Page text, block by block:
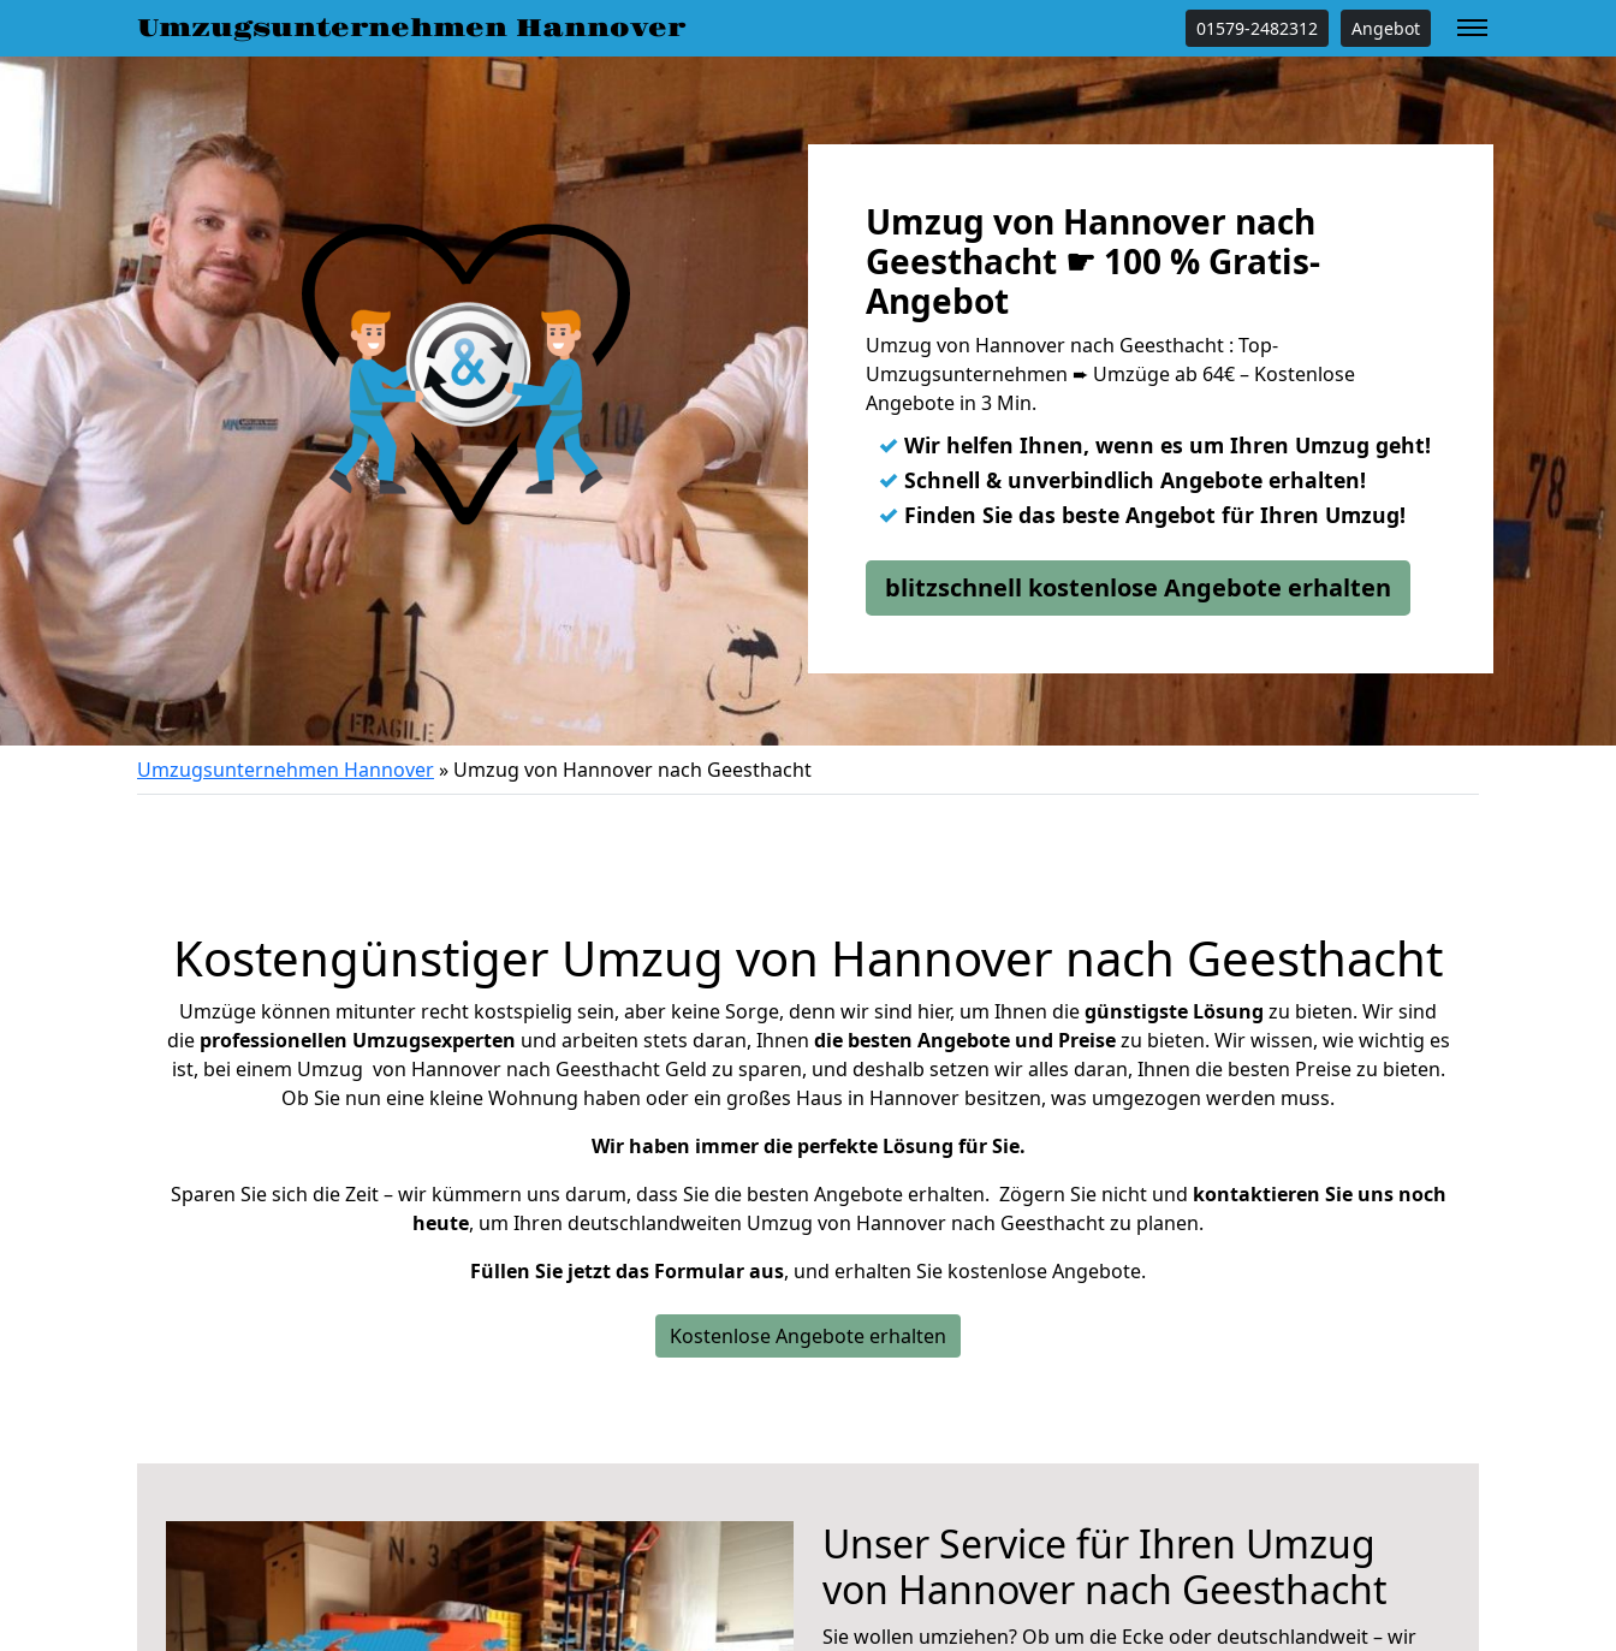
Umzugsunternehmen Hannover 01579-2482312 Angebot
Umzug von Hannover nach
Geesthacht ☛ 100 % Gratis-
Angebot
Umzug von Hannover nach Geesthacht : Top-
Umzugsunternehmen ➨ Umzüge ab 64€ – Kostenlose
Angebote in 3 Min.
✓ Wir helfen Ihnen, wenn es um Ihren Umzug geht!
✓ Schnell & unverbindlich Angebote erhalten!
✓ Finden Sie das beste Angebot für Ihren Umzug!
blitzschnell kostenlose Angebote erhalten
Umzugsunternehmen Hannover» Umzug von Hannover nach Geesthacht
Kostengünstiger Umzug von Hannover nach Geesthacht
Umzüge können mitunter recht kostspielig sein, aber keine Sorge, denn wir sind hier, um Ihnen diegünstigste Lösung zu bieten. Wir sind
die professionellen Umzugsexperten und arbeiten stets daran, Ihnen die besten Angebote und Preisezu bieten. Wir wissen, wie wichtig es
ist, bei einem Umzug von Hannover nach Geesthacht Geld zu sparen, und deshalb setzen wir alles daran, Ihnen die besten Preise zu bieten.
Ob Sie nun eine kleine Wohnung haben oder ein großes Haus in Hannover besitzen, was umgezogen werden muss.
Wir haben immer die perfekte Lösung für Sie.
Sparen Sie sich die Zeit – wir kümmern uns darum, dass Sie die besten Angebote erhalten. Zögern Sie nicht und kontaktieren Sie uns noch
heute, um Ihren deutschlandweiten Umzug von Hannover nach Geesthacht zu planen.
Füllen Sie jetzt das Formular aus, und erhalten Sie kostenlose Angebote.
Kostenlose Angebote erhalten
Unser Service für Ihren Umzug
von Hannover nach Geesthacht
Sie wollen umziehen? Ob um die Ecke oder deutschlandweit – wir